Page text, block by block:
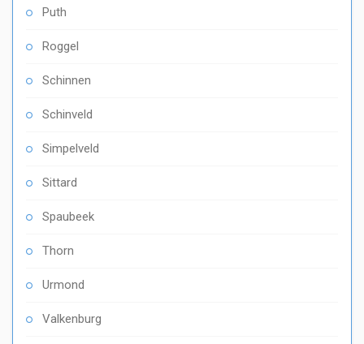
Puth
Roggel
Schinnen
Schinveld
Simpelveld
Sittard
Spaubeek
Thorn
Urmond
Valkenburg